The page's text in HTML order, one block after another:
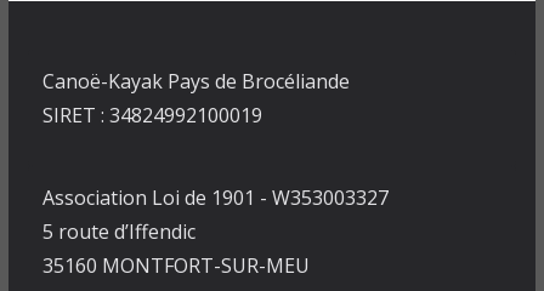
Canoë-Kayak Pays de Brocéliande
SIRET : 34824992100019
Association Loi de 1901 - W353003327
5 route d’Iffendic
35160 MONTFORT-SUR-MEU